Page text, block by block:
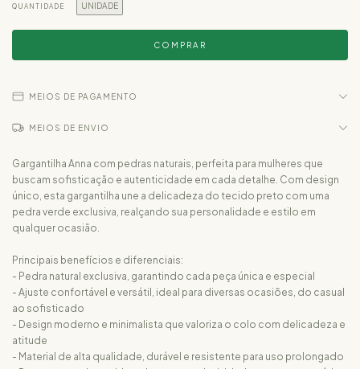
QUANTIDADE UNIDADE
MEIOS DE PAGAMENTO
MEIOS DE ENVIO
Gargantilha Anna com pedras naturais, perfeita para mulheres que
buscam sofisticação e autenticidade em cada detalhe. Com design
único, esta gargantilha une a delicadeza do tecido preto com uma
pedra verde exclusiva, realçando sua personalidade e estilo em
qualquer ocasião.
Principais benefícios e diferenciais:
- Pedra natural exclusiva, garantindo cada peça única e especial
- Ajuste confortável e versátil, ideal para diversas ocasiões, do casual
ao sofisticado
- Design moderno e minimalista que valoriza o colo com delicadeza e
atitude
- Material de alta qualidade, durável e resistente para uso prolongado